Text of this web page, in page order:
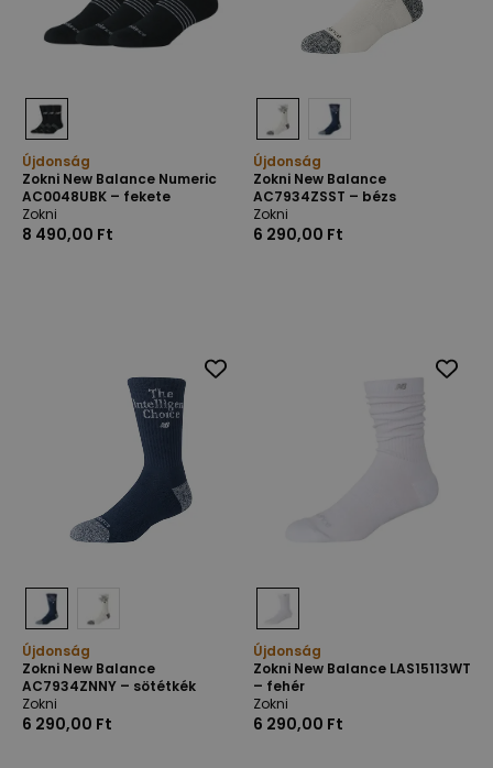
Újdonság
Zokni New Balance Numeric
AC0048UBK – fekete
Zokni
8 490,00 Ft
Újdonság
Zokni New Balance
AC7934ZSST – bézs
Zokni
6 290,00 Ft
Újdonság
Zokni New Balance
AC7934ZNNY – sötétkék
Zokni
6 290,00 Ft
Újdonság
Zokni New Balance LAS15113WT
– fehér
Zokni
6 290,00 Ft